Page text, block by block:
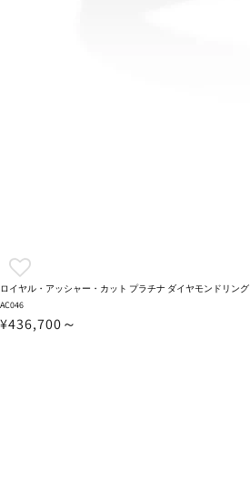
ロイヤル・アッシャー・カット プラチナ ダイヤモンドリング
AC046
¥436,700～